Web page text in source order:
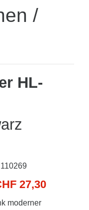
/
HL-
27,30
moderner